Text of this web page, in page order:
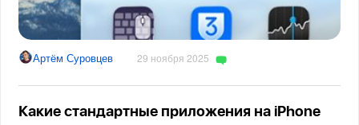
Артём Суровцев 29 ноября 2025
Какие стандартные приложения на iPhone